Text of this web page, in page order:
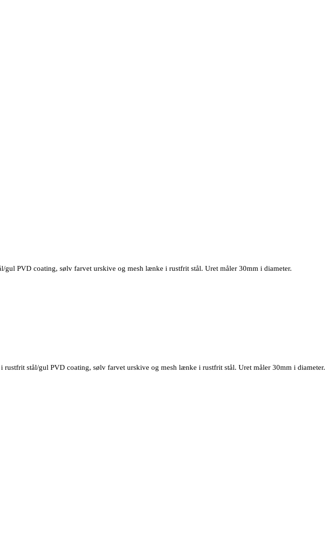
PVD coating, sølv farvet urskive og mesh lænke i rustfrit stål. Uret måler 30mm i diameter.
stål/gul PVD coating, sølv farvet urskive og mesh lænke i rustfrit stål. Uret måler 30mm i diameter.